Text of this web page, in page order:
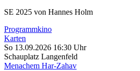
SE 2025 von Hannes Holm
Programmkino
Karten
So 13.09.2026 16:30 Uhr
Schauplatz Langenfeld
Menachem Har-Zahav